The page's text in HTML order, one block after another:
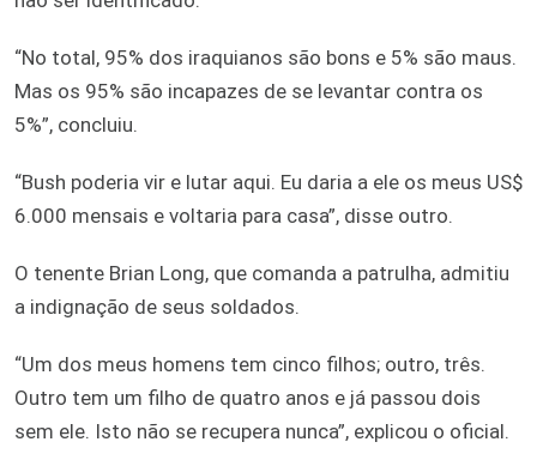
“No total, 95% dos iraquianos são bons e 5% são maus.
Mas os 95% são incapazes de se levantar contra os
5%”, concluiu.
“Bush poderia vir e lutar aqui. Eu daria a ele os meus US$
6.000 mensais e voltaria para casa”, disse outro.
O tenente Brian Long, que comanda a patrulha, admitiu
a indignação de seus soldados.
“Um dos meus homens tem cinco filhos; outro, três.
Outro tem um filho de quatro anos e já passou dois
sem ele. Isto não se recupera nunca”, explicou o oficial.